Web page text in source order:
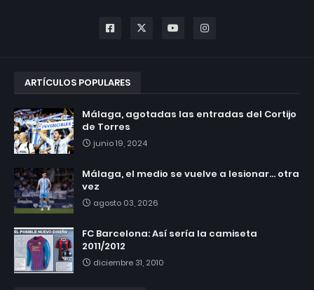
ARTÍCULOS POPULARES
Málaga, agotadas las entradas del Cortijo
de Torres
junio 19, 2024
Málaga, el medio se vuelve a lesionar... otra
vez
agosto 03, 2026
FC Barcelona: Así sería la camiseta
2011/2012
diciembre 31, 2010